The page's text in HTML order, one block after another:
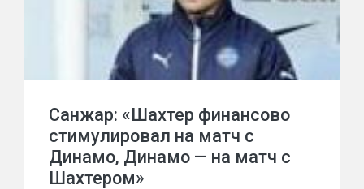
Санжар: «Шахтер финансово
стимулировал на матч с
Динамо, Динамо — на матч с
Шахтером»